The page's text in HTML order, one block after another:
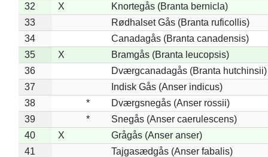
32
X
Knortegås (Branta bernicla)
33
Rødhalset Gås (Branta ruficollis)
34
Canadagås (Branta canadensis)
35
X
Bramgås (Branta leucopsis)
36
Dværgcanadagås (Branta hutchinsii)
37
Indisk Gås (Anser indicus)
38
*
Dværgsnegås (Anser rossii)
39
*
Snegås (Anser caerulescens)
40
X
Grågås (Anser anser)
41
Tajgasædgås (Anser fabalis)